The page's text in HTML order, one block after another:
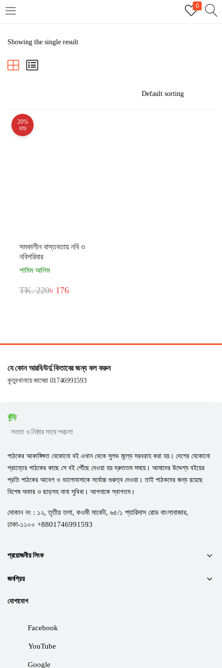
0
REGISTER
Showing the single result
20%
ছাড়
সমকালীন বাস্তবতায় নবি ও
নবিপরিবার
শামিম আলিম
TK. 220৳ 176
যে কোন আরবি/উর্দু কিতাবের জন্য কল করুন
কুতুবখানায়ে জামেয়া 01746991593
কুঁড়ি
সততা ও নিষ্ঠার সাথে পথচলা
পাঠকের আকাঙ্ক্ষিত যেকোনো বই এখান থেকে সুলভ মূল্যে সরবরাহ করা হয়। দেশের যেকোনো
প্রান্তের পাঠকের কাছে সে বই পৌঁছে দেওয়া হয় দ্রুততম সময়ে। আমাদের উদ্দেশ্য বইয়ের
প্রতি পাঠকের আবেগ ও ভালোবাসাকে সর্বোচ্চ গুরুত্ব দেওয়া। তাই পাঠকদের জন্য রয়েছে
বিশেষ অফার ও ছাড়সহ নানা সুবিধা। আপনাকে স্বাগতম।
দোকান নং : ১২, তৃতীয় তলা, কওমী মার্কেট, ৬৫/১ প্যারিদাস রোড বাংলাবাজার,
ঢাকা-১১০০ +8801746991593
প্রয়োজনীয় লিংক
জনপ্রিয়
যোগাযোগ
Facebook
YouTube
Google